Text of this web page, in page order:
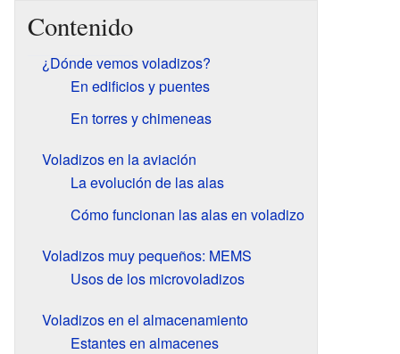
Contenido
¿Dónde vemos voladizos?
En edificios y puentes
En torres y chimeneas
Voladizos en la aviación
La evolución de las alas
Cómo funcionan las alas en voladizo
Voladizos muy pequeños: MEMS
Usos de los microvoladizos
Voladizos en el almacenamiento
Estantes en almacenes